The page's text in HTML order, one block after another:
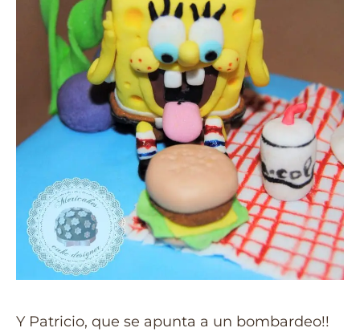
Y Patricio, que se apunta a un bombardeo!!